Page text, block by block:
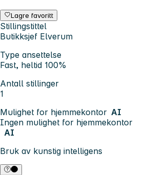
Lagre favoritt
Stillingstittel
Butikksjef Elverum
Type ansettelse
Fast, heltid 100%
Antall stillinger
1
Mulighet for hjemmekontor AI
Ingen mulighet for hjemmekontor
AI
Bruk av kunstig intelligens